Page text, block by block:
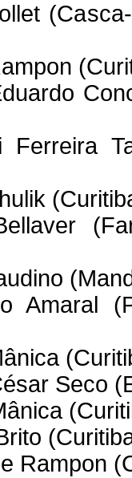
Ferreira
Amaral
Seco
Rampon